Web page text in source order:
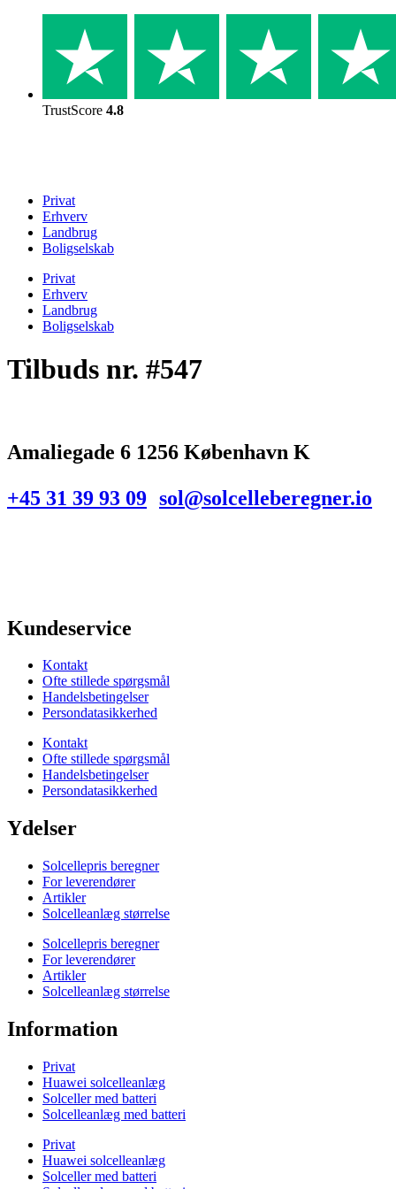
TrustScore 4.8
Privat
Erhverv
Landbrug
Boligselskab
Privat
Erhverv
Landbrug
Boligselskab
Tilbuds nr. #547
Amaliegade 6 1256 København K
+45 31 39 93 09 sol@solcelleberegner.io
Kundeservice
Kontakt
Ofte stillede spørgsmål
Handelsbetingelser
Persondatasikkerhed
Kontakt
Ofte stillede spørgsmål
Handelsbetingelser
Persondatasikkerhed
Ydelser
Solcellepris beregner
For leverendører
Artikler
Solcelleanlæg størrelse
Solcellepris beregner
For leverendører
Artikler
Solcelleanlæg størrelse
Information
Privat
Huawei solcelleanlæg
Solceller med batteri
Solcelleanlæg med batteri
Privat
Huawei solcelleanlæg
Solceller med batteri